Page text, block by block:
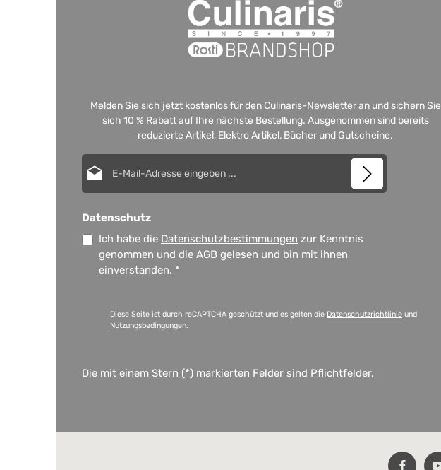
Melden Sie sich jetzt kostenlos für den Culinaris-Newsletter an und sichern Sie
sich 10 % Rabatt auf Ihre nächste Bestellung. Ausgenommen sind bereits
reduzierte Artikel, Elektro Artikel, Bücher und Gutscheine.
Datenschutz
Ich habe die Datenschutzbestimmungen zur Kenntnis
genommen und die AGB gelesen und bin mit ihnen
einverstanden. *
Diese Seite ist durch reCAPTCHA geschützt und es gelten die Datenschutzrichtlinie und
Nutzungsbedingungen.
Die mit einem Stern (*) markierten Felder sind Pflichtfelder.